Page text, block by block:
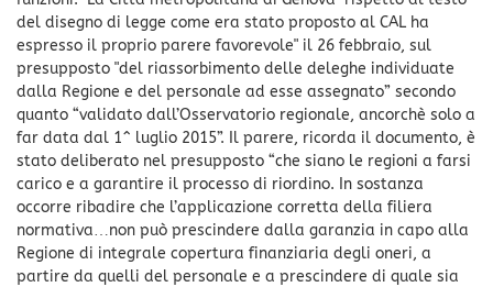
del disegno di legge come era stato proposto al CAL ha
espresso il proprio parere favorevole" il 26 febbraio, sul
presupposto "del riassorbimento delle deleghe individuate
dalla Regione e del personale ad esse assegnato” secondo
quanto “validato dall’Osservatorio regionale, ancorchè solo a
far data dal 1^ luglio 2015”. Il parere, ricorda il documento, è
stato deliberato nel presupposto “che siano le regioni a farsi
carico e a garantire il processo di riordino. In sostanza
occorre ribadire che l’applicazione corretta della filiera
normativa…non può prescindere dalla garanzia in capo alla
Regione di integrale copertura finanziaria degli oneri, a
partire da quelli del personale e a prescindere di quale sia